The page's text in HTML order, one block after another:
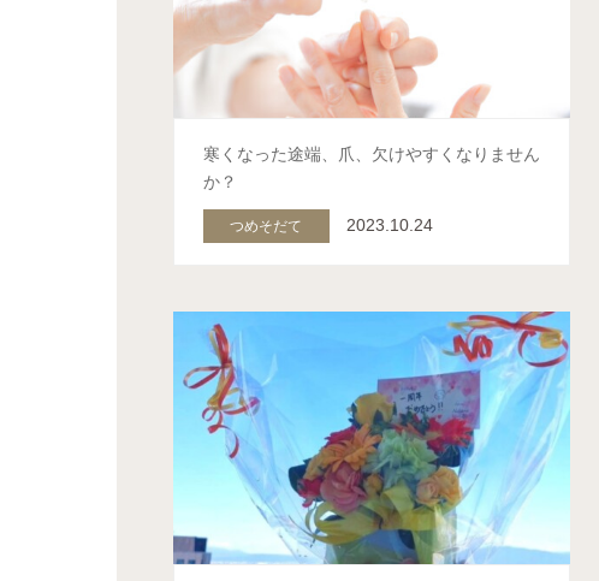
寒くなった途端、爪、欠けやすくなりません
か？
つめそだて 2023.10.24